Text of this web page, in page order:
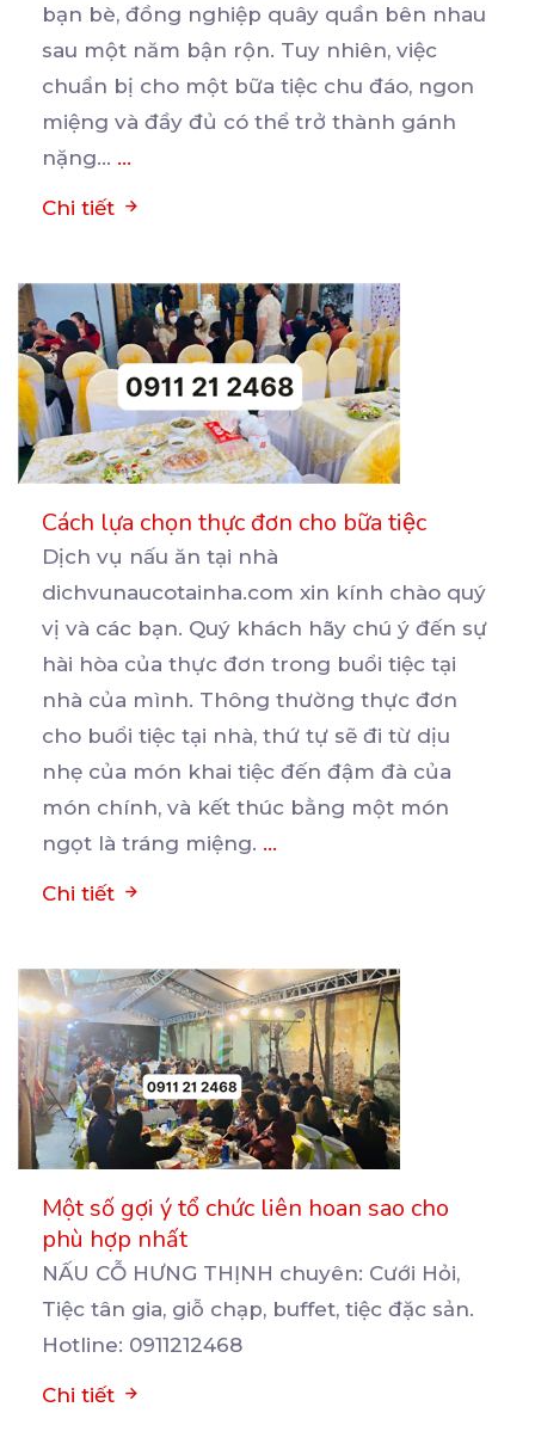
bạn bè, đồng nghiệp quây quần bên nhau
sau một năm bận rộn. Tuy nhiên, việc
chuẩn bị cho một bữa tiệc chu đáo, ngon
miệng và đầy đủ có thể trở thành gánh
nặng... ...
Chi tiết
Cách lựa chọn thực đơn cho bữa tiệc
Dịch vụ nấu ăn tại nhà
dichvunaucotainha.com xin kính chào quý
vị và các bạn. Quý khách hãy chú ý đến sự
hài hòa của thực đơn trong buổi tiệc tại
nhà của mình. Thông thường thực đơn
cho buổi tiệc tại nhà, thứ tự sẽ đi từ dịu
nhẹ của món khai tiệc đến đậm đà của
món chính, và kết thúc bằng một món
ngọt là tráng miệng. ...
Chi tiết
Một số gợi ý tổ chức liên hoan sao cho
phù hợp nhất
NẤU CỖ HƯNG THỊNH chuyên: Cưới Hỏi,
Tiệc tân gia, giỗ chạp, buffet, tiệc đặc sản.
Hotline: 0911212468
Chi tiết